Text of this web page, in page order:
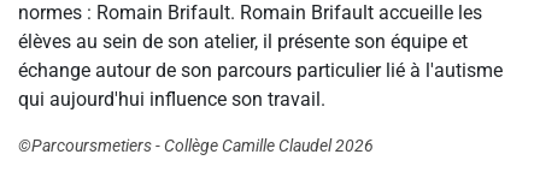
normes : Romain Brifault. Romain Brifault accueille les
élèves au sein de son atelier, il présente son équipe et
échange autour de son parcours particulier lié à l'autisme
qui aujourd'hui influence son travail.
©Parcoursmetiers - Collège Camille Claudel 2026